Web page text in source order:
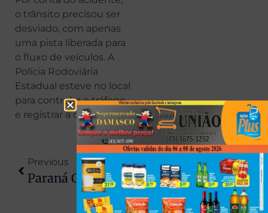
o trânsito precisou ser
desviado, com apenas
uma pista liberada para
o fluxo de veículos. A
Polícia Rodoviária
Estadual esteve no local
para controlar o tráfego
e registrar a ocorrência.
Previous
Paraná Confirma Dois Casos De Hantavírus E Investiga Outras 11 Suspeitas No Estado
Next
Helicóptero Pilotado Pelo Pai De Henrique E Juliano Cai No Tocantins